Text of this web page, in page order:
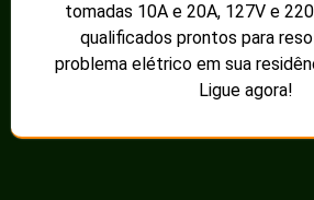
tomadas 10A e 20A, 127V e
qualificados prontos para
problema elétrico em sua
Ligue agora!